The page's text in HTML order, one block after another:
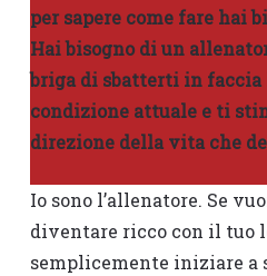
per sapere come fare hai
Hai bisogno di un
briga di sbatterti in faccia
condizione attuale e ti
direzione della vita che
Io sono l’allenatore. Se
diventare ricco con il tuo
semplicemente iniziare a